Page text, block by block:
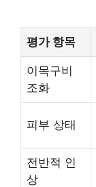
평가 항목
이목구비
조화
피부 상태
전반적 인
상